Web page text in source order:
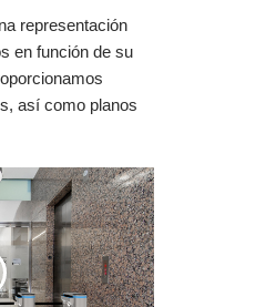
representación
en función de su
así como planos